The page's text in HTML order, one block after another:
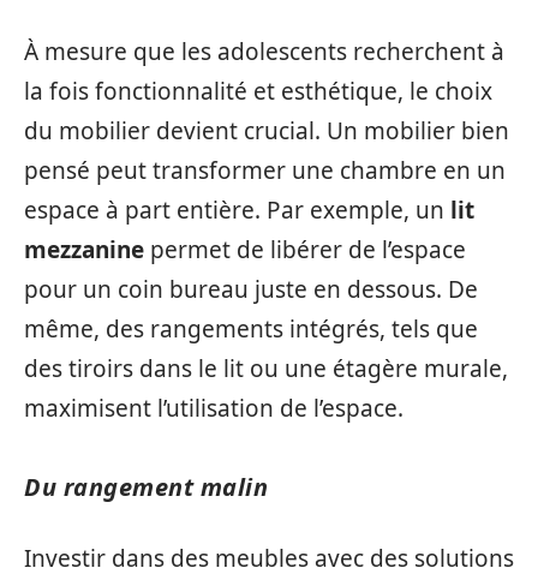
À mesure que les adolescents recherchent à
la fois fonctionnalité et esthétique, le choix
du mobilier devient crucial. Un mobilier bien
pensé peut transformer une chambre en un
espace à part entière. Par exemple, un lit
mezzanine permet de libérer de l’espace
pour un coin bureau juste en dessous. De
même, des rangements intégrés, tels que
des tiroirs dans le lit ou une étagère murale,
maximisent l’utilisation de l’espace.
Du rangement malin
Investir dans des meubles avec des solutions